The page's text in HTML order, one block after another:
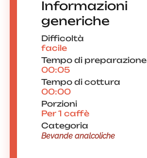
Informazioni
generiche
Difficoltà
facile
Tempo di preparazione
00:05
Tempo di cottura
00:00
Porzioni
Per 1 caffè
Categoria
Bevande analcoliche